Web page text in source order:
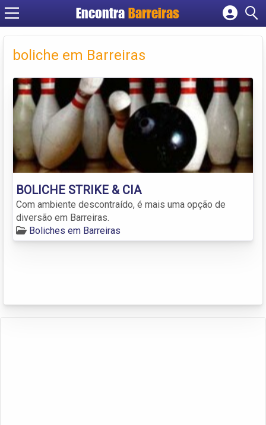
EncontraBarreiras
Cadastrar empresa
Criar conta
boliche em Barreiras
BOLICHE STRIKE & CIA
Com ambiente descontraído, é mais uma opção de
diversão em Barreiras.
Boliches em Barreiras